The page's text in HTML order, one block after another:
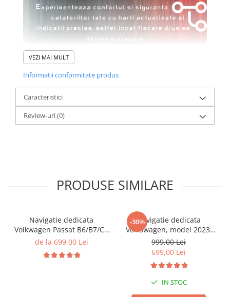
VEZI MAI MULT
Informatii conformitate produs
Caracteristici
Review-uri(0)
PRODUSE SIMILARE
Navigatie dedicata
Volkwagen Passat B6/B7/CC
Gri, 4GB RAM 64GB ROM,
Display QLED 10", DSP,
de la 699,00 Lei
-30%Navigatie dedicata
Volkswagen, model 2023,
4GB RAM 64GB ROM,
Quadcore, Android 14,
Display QLED 7", DSP,
Carplay&Android Auto,
Suport camere AHD
999,00 Lei
699,00 Lei
IN STOC